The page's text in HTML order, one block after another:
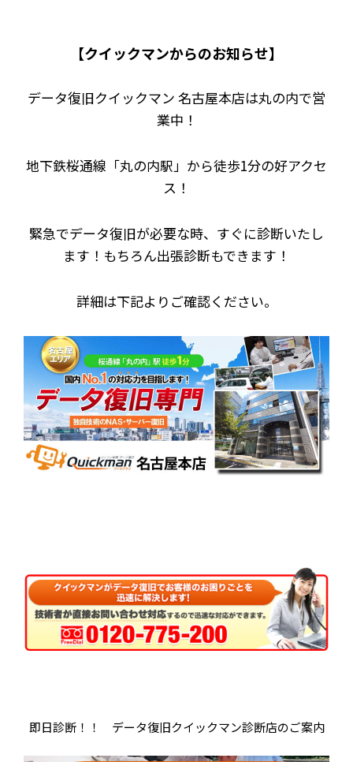
【クイックマンからのお知らせ】
データ復旧クイックマン 名古屋本店は丸の内で営
業中！
地下鉄桜通線「丸の内駅」から徒歩1分の好アクセ
ス！
緊急でデータ復旧が必要な時、すぐに診断いたし
ます！もちろん出張診断もできます！
詳細は下記よりご確認ください。
即日診断！！ データ復旧クイックマン診断店のご案内